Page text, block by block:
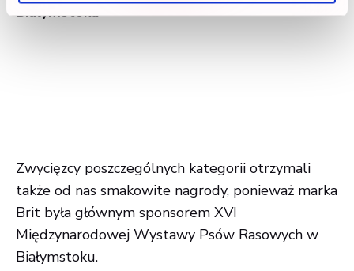
Białymstoku
Zwycięzcy poszczególnych kategorii otrzymali
także od nas smakowite nagrody, ponieważ marka
Brit była głównym sponsorem XVI
Międzynarodowej Wystawy Psów Rasowych w
Białymstoku.